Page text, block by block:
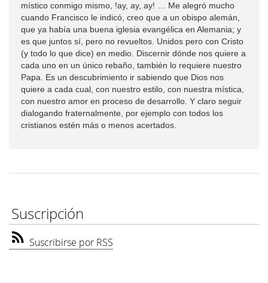
místico conmigo mismo, !ay, ay, ay! … Me alegró mucho
cuando Francisco le indicó, creo que a un obispo alemán,
que ya había una buena iglesia evangélica en Alemania; y
es que juntos sí, pero no revueltos. Unidos pero con Cristo
(y todo lo que dice) en medio. Discernir dónde nos quiere a
cada uno en un único rebaño, también lo requiere nuestro
Papa. Es un descubrimiento ir sabiendo que Dios nos
quiere a cada cual, con nuestro estilo, con nuestra mística,
con nuestro amor en proceso de desarrollo. Y claro seguir
dialogando fraternalmente, por ejemplo con todos los
cristianos estén más o menos acertados.
Suscripción
Suscribirse por RSS